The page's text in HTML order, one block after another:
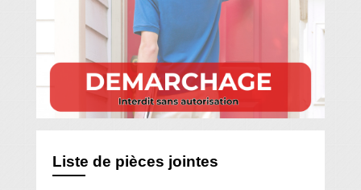
Liste de pièces jointes